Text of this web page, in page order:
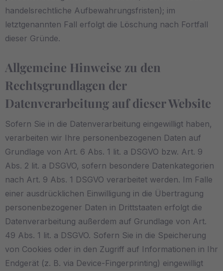
handelsrechtliche Aufbewahrungsfristen); im
letztgenannten Fall erfolgt die Löschung nach Fortfall
dieser Gründe.
Allgemeine Hinweise zu den
Rechtsgrundlagen der
Datenverarbeitung auf dieser Website
Sofern Sie in die Datenverarbeitung eingewilligt haben,
verarbeiten wir Ihre personenbezogenen Daten auf
Grundlage von Art. 6 Abs. 1 lit. a DSGVO bzw. Art. 9
Abs. 2 lit. a DSGVO, sofern besondere Datenkategorien
nach Art. 9 Abs. 1 DSGVO verarbeitet werden. Im Falle
einer ausdrücklichen Einwilligung in die Übertragung
personenbezogener Daten in Drittstaaten erfolgt die
Datenverarbeitung außerdem auf Grundlage von Art.
49 Abs. 1 lit. a DSGVO. Sofern Sie in die Speicherung
von Cookies oder in den Zugriff auf Informationen in Ihr
Endgerät (z. B. via Device-Fingerprinting) eingewilligt